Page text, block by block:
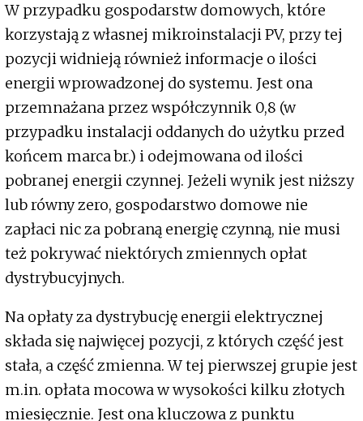
W przypadku gospodarstw domowych, które
korzystają z własnej mikroinstalacji PV, przy tej
pozycji widnieją również informacje o ilości
energii wprowadzonej do systemu. Jest ona
przemnażana przez współczynnik 0,8 (w
przypadku instalacji oddanych do użytku przed
końcem marca br.) i odejmowana od ilości
pobranej energii czynnej. Jeżeli wynik jest niższy
lub równy zero, gospodarstwo domowe nie
zapłaci nic za pobraną energię czynną, nie musi
też pokrywać niektórych zmiennych opłat
dystrybucyjnych.
Na opłaty za dystrybucję energii elektrycznej
składa się najwięcej pozycji, z których część jest
stała, a część zmienna. W tej pierwszej grupie jest
m.in. opłata mocowa w wysokości kilku złotych
miesięcznie. Jest ona kluczowa z punktu